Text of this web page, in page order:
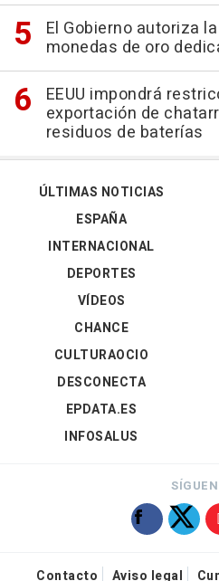
El Gobierno autoriza
monedas de oro
EEUU impondrá
exportación de
residuos de baterías
ÚLTIMAS NOTICIAS
ESPAÑA
INTERNACIONAL
DEPORTES
VÍDEOS
CHANCE
CULTURAOCIO
DESCONECTA
EPDATA.ES
INFOSALUS
Contacto Aviso legal